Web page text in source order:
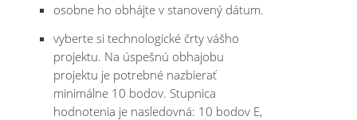
osobne ho obhájte v stanovený dátum.
vyberte si technologické črty vášho
projektu. Na úspešnú obhajobu
projektu je potrebné nazbierať
minimálne 10 bodov. Stupnica
hodnotenia je nasledovná: 10 bodov E,